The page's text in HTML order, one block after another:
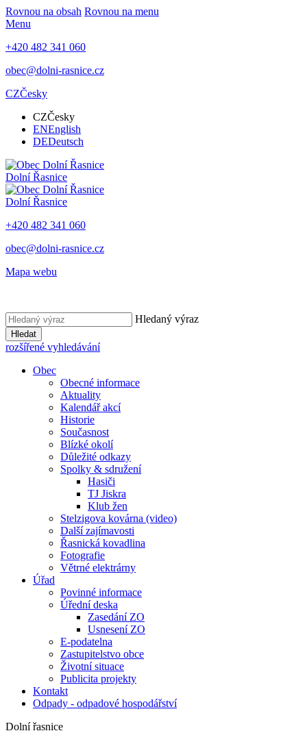
Rovnou na obsah Rovnou na menu
Menu
+420 482 341 060
obec@dolni-rasnice.cz
CZČesky
CZČesky
ENEnglish
DEDeutsch
Dolní Řasnice
Dolní Řasnice
+420 482 341 060
obec@dolni-rasnice.cz
Mapa webu
Hledaný výraz
Hledat
rozšířené vyhledávání
Obec
Obecné informace
Aktuality
Kalendář akcí
Historie
Současnost
Blízké okolí
Důležité odkazy
Spolky & sdružení
Hasiči
TJ Jiskra
Klub žen
Stelzigova kovárna (video)
Další zajímavosti
Řasnická kovadlina
Fotografie
Větrné elektrárny
Úřad
Povinné informace
Úřední deska
Zasedání ZO
Usnesení ZO
E-podatelna
Zastupitelstvo obce
Životní situace
Publicita projekty
Kontakt
Odpady - odpadové hospodářství
Dolní řasnice